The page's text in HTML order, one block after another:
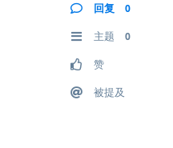
回复 0
主题 0
赞
被提及